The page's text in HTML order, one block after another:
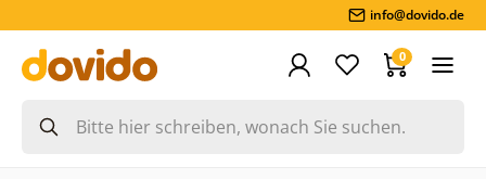
info@dovido.de
0